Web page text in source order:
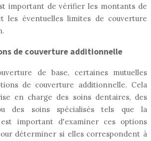
important de vérifier les montants de
les éventuelles limites de couverture
de couverture additionnelle
de base, certaines mutuelles
de couverture additionnelle. Cela
en charge des soins dentaires, des
des soins spécialisés tels que la
important d'examiner ces options
déterminer si elles correspondent à